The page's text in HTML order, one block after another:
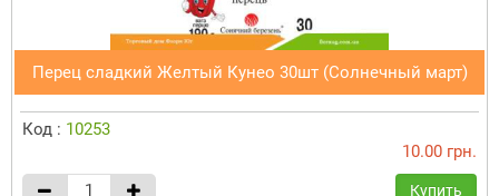
Перец сладкий Желтый Кунео 30шт (Солнечный март)
Код : 10253
10.00 грн.
Купить